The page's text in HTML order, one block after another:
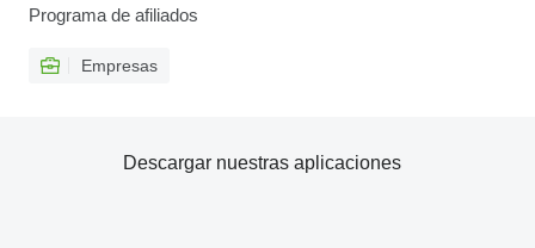
Programa de afiliados
Empresas
Descargar nuestras aplicaciones